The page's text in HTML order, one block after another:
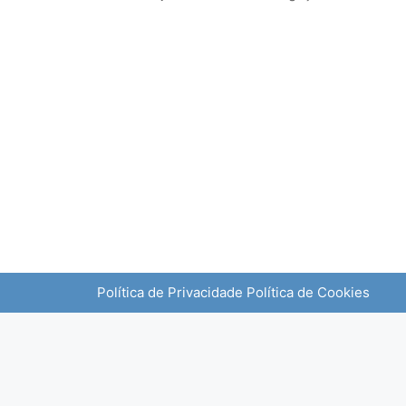
Política de Privacidade Política de Cookies